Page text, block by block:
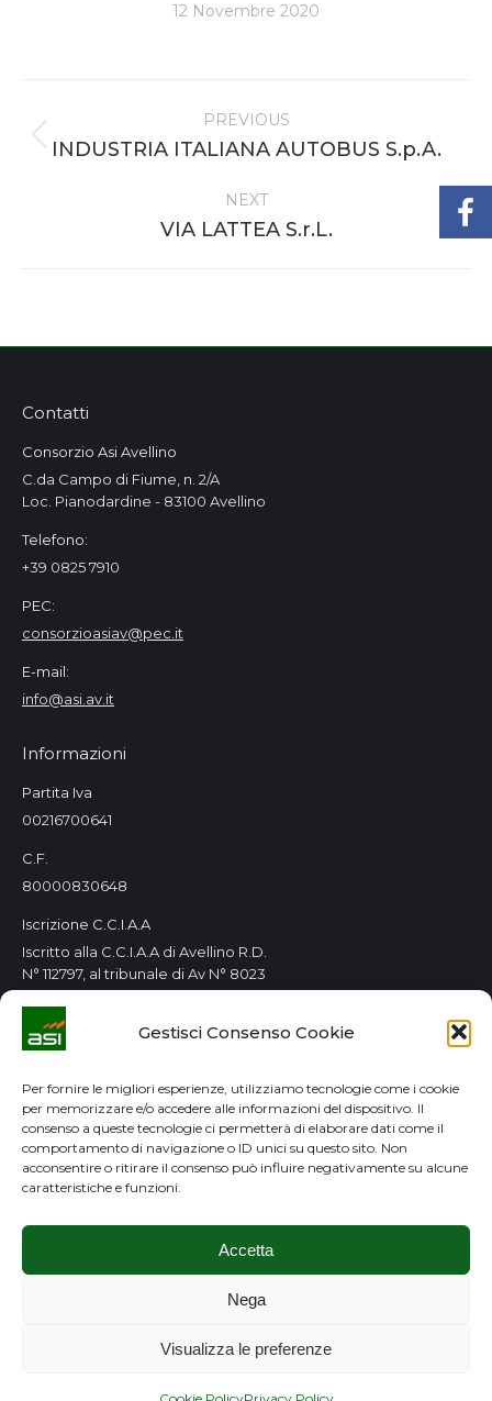
Gestisci Consenso Cookie
Per fornire le migliori esperienze, utilizziamo tecnologie come i cookie
per memorizzare e/o accedere alle informazioni del dispositivo. Il
consenso a queste tecnologie ci permetterà di elaborare dati come il
comportamento di navigazione o ID unici su questo sito. Non
acconsentire o ritirare il consenso può influire negativamente su alcune
caratteristiche e funzioni.
Accetta
Nega
Visualizza le preferenze
12 Novembre 2020
navigation
PREVIOUS
Previous
INDUSTRIA ITALIANA AUTOBUS S.p.A.
NEXT
Next
VIA LATTEA S.r.L.
Contatti
Consorzio Asi Avellino
C.da Campo di Fiume, n. 2/A
Loc. Pianodardine - 83100 Avellino
Telefono:
+39 0825 7910
PEC:
consorzioasiav@pec.it
E-mail:
info@asi.av.it
Informazioni
Partita Iva
00216700641
C.F.
80000830648
Iscrizione C.C.I.A.A
Iscritto alla C.C.I.A.A di Avellino R.D.
N° 112797, al tribunale di Av N° 8023
Orari Consorzio
Tutti i giorni 8.00 / 14.00
GDPR
Privacy Policy
Cookie Policy
Copyright ©2020 Consorzio ASI Avellino. All rights